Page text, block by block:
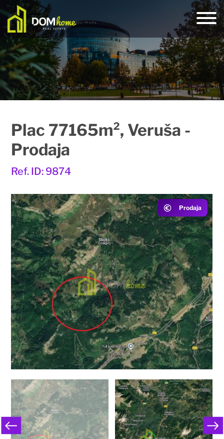
Plac 77165m², Veruša -
Prodaja
Ref. ID: 9874
Prodaja